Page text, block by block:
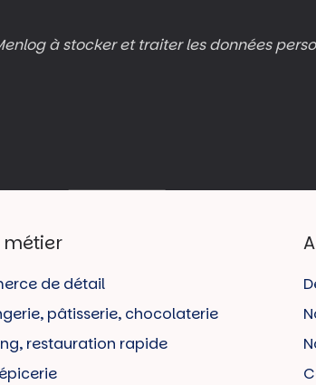
à stocker et traiter les données
métier
de détail
pâtisserie, chocolaterie
restauration rapide